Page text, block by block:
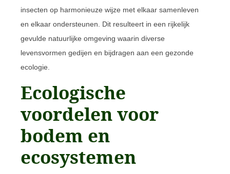
insecten op harmonieuze wijze met elkaar samenleven
en elkaar ondersteunen. Dit resulteert in een rijkelijk
gevulde natuurlijke omgeving waarin diverse
levensvormen gedijen en bijdragen aan een gezonde
ecologie.
Ecologische
voordelen voor
bodem en
ecosystemen